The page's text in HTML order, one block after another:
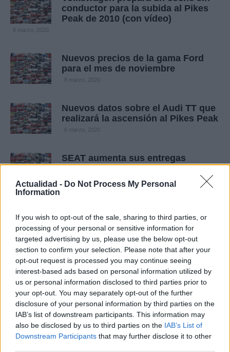
Actualidad - Do Not Process My Personal
Information
If you wish to opt-out of the sale, sharing to third parties, or
processing of your personal or sensitive information for
targeted advertising by us, please use the below opt-out
section to confirm your selection. Please note that after your
opt-out request is processed you may continue seeing
interest-based ads based on personal information utilized by
us or personal information disclosed to third parties prior to
your opt-out. You may separately opt-out of the further
disclosure of your personal information by third parties on the
IAB’s list of downstream participants. This information may
also be disclosed by us to third parties on the IAB’s List of
Downstream Participants that may further disclose it to other
conductor para la subida al Pikes
Peak de 2010 (con vídeo)
8 marzo, 2020
Nuevos precios de la gama Ford
para el mes de noviembre
8 marzo, 2020
Nuevos datos sobre el Audi TT que
realizará la ascensión al Pikes Peak
8 marzo, 2020
SEAT aumenta sus entregas
mundiales un 1,9% en octubre
8 marzo, 2020
bordo de los modelos de Mercedes
7 marzo, 2020
Skoda comienza a producir el
motor 1.2 TSI
7 marzo, 2020
WTCC 2010: Chevrolet se refuerza,
mientras BMW y Seat reducirán sus
programas
7 marzo, 2020